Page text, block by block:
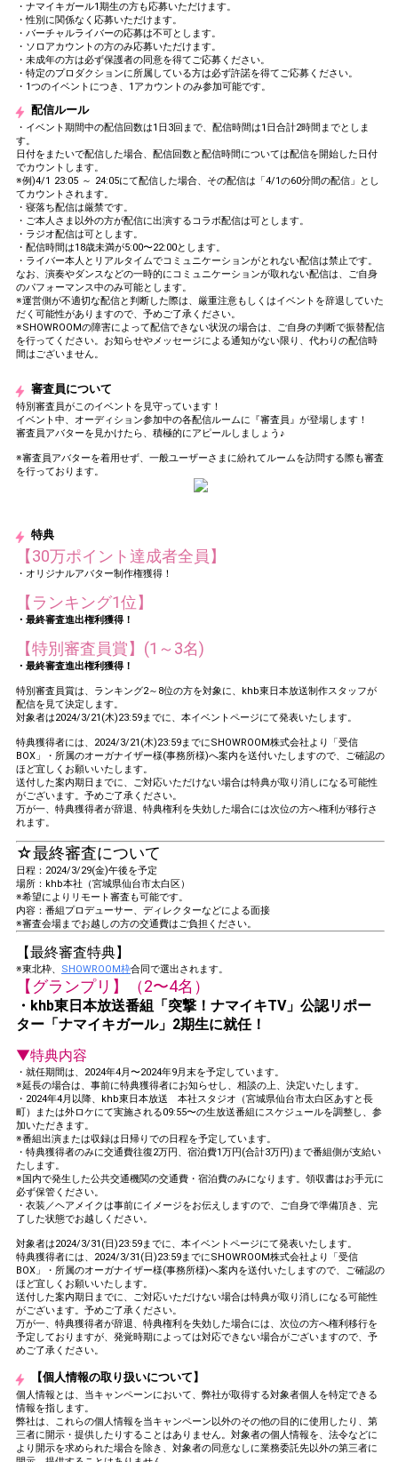
・ナマイキガール1期生の方も応募いただけます。
・性別に関係なく応募いただけます。
・バーチャルライバーの応募は不可とします。
・ソロアカウントの方のみ応募いただけます。
・未成年の方は必ず保護者の同意を得てご応募ください。
・特定のプロダクションに所属している方は必ず許諾を得てご応募ください。
・1つのイベントにつき、1アカウントのみ参加可能です。
配信ルール
・イベント期間中の配信回数は1日3回まで、配信時間は1日合計2時間までとしま
す。
日付をまたいで配信した場合、配信回数と配信時間については配信を開始した日付
でカウントします。
※例)4/1 23:05 ～ 24:05にて配信した場合、その配信は「4/1の60分間の配信」とし
てカウントされます。
・寝落ち配信は厳禁です。
・ご本人さま以外の方が配信に出演するコラボ配信は可とします。
・ラジオ配信は可とします。
・配信時間は18歳未満が5:00〜22:00とします。
・ライバー本人とリアルタイムでコミュニケーションがとれない配信は禁止です。
なお、演奏やダンスなどの一時的にコミュニケーションが取れない配信は、ご自身
のパフォーマンス中のみ可能とします。
※運営側が不適切な配信と判断した際は、厳重注意もしくはイベントを辞退していた
だく可能性がありますので、予めご了承ください。
※SHOWROOMの障害によって配信できない状況の場合は、ご自身の判断で振替配信
を行ってください。お知らせやメッセージによる通知がない限り、代わりの配信時
間はございません。
審査員について
特別審査員がこのイベントを見守っています！
イベント中、オーディション参加中の各配信ルームに『審査員』が登場します！
審査員アバターを見かけたら、積極的にアピールしましょう♪
※審査員アバターを着用せず、一般ユーザーさまに紛れてルームを訪問する際も審査
を行っております。
特典
【30万ポイント達成者全員】
・オリジナルアバター制作権獲得！
【ランキング1位】
・最終審査進出権利獲得！
【特別審査員賞】(1～3名)
・最終審査進出権利獲得！
特別審査員賞は、ランキング2～8位の方を対象に、khb東日本放送制作スタッフが
配信を見て決定します。
対象者は2024/3/21(木)23:59までに、本イベントページにて発表いたします。
特典獲得者には、2024/3/21(木)23:59までにSHOWROOM株式会社より「受信
BOX」・所属のオーガナイザー様(事務所様)へ案内を送付いたしますので、ご確認の
ほど宜しくお願いいたします。
送付した案内期日までに、ご対応いただけない場合は特典が取り消しになる可能性
がございます。予めご了承ください。
万が一、特典獲得者が辞退、特典権利を失効した場合には次位の方へ権利が移行さ
れます。
☆最終審査について
日程：2024/3/29(金)午後を予定
場所：khb本社（宮城県仙台市太白区）
※希望によりリモート審査も可能です。
内容：番組プロデューサー、ディレクターなどによる面接
※審査会場までお越しの方の交通費はご負担ください。
【最終審査特典】
※東北枠、 SHOWROOM枠合同で選出されます。
【グランプリ】（2〜4名）
・khb東日本放送番組「突撃！ナマイキTV」公認リポー
ター「ナマイキガール」2期生に就任！
▼特典内容
・就任期間は、2024年4月〜2024年9月末を予定しています。
※延長の場合は、事前に特典獲得者にお知らせし、相談の上、決定いたします。
・2024年4月以降、khb東日本放送 本社スタジオ（宮城県仙台市太白区あすと長
町）または外ロケにて実施される09:55〜の生放送番組にスケジュールを調整し、参
加いただきます。
※番組出演または収録は日帰りでの日程を予定しています。
・特典獲得者のみに交通費往復2万円、宿泊費1万円(合計3万円)まで番組側が支給い
たします。
※国内で発生した公共交通機関の交通費・宿泊費のみになります。領収書はお手元に
必ず保管ください。
・衣装／ヘアメイクは事前にイメージをお伝えしますので、ご自身で準備頂き、完
了した状態でお越しください。
対象者は2024/3/31(日)23:59までに、本イベントページにて発表いたします。
特典獲得者には、2024/3/31(日)23:59までにSHOWROOM株式会社より「受信
BOX」・所属のオーガナイザー様(事務所様)へ案内を送付いたしますので、ご確認の
ほど宜しくお願いいたします。
送付した案内期日までに、ご対応いただけない場合は特典が取り消しになる可能性
がございます。予めご了承ください。
万が一、特典獲得者が辞退、特典権利を失効した場合には、次位の方へ権利移行を
予定しておりますが、発覚時期によっては対応できない場合がございますので、予
めご了承ください。
【個人情報の取り扱いについて】
個人情報とは、当キャンペーンにおいて、弊社が取得する対象者個人を特定できる
情報を指します。
弊社は、これらの個人情報を当キャンペーン以外のその他の目的に使用したり、第
三者に開示・提供したりすることはありません。対象者の個人情報を、法令などに
より開示を求められた場合を除き、対象者の同意なしに業務委託先以外の第三者に